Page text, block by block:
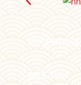
SHOPHOUSE
BIỆT THỰ